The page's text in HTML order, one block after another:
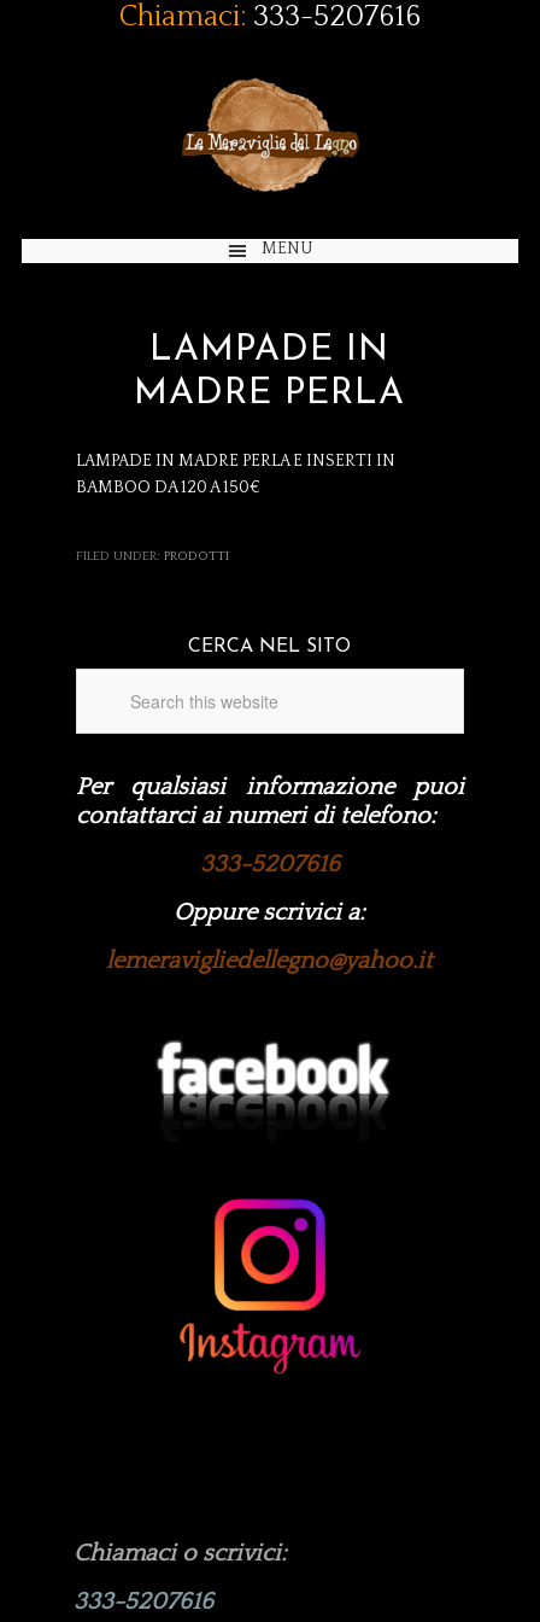
Chiamaci: 333-5207616
MENU
LAMPADE IN
MADRE PERLA
LAMPADE IN MADRE PERLA E INSERTI IN
BAMBOO DA 120 A 150€
FILED UNDER: PRODOTTI
CERCA NEL SITO
Per qualsiasi informazione puoi
contattarci ai numeri di telefono:
333-5207616
Oppure scrivici a:
lemeravigliedellegno@yahoo.it
Chiamaci o scrivici:
333-5207616